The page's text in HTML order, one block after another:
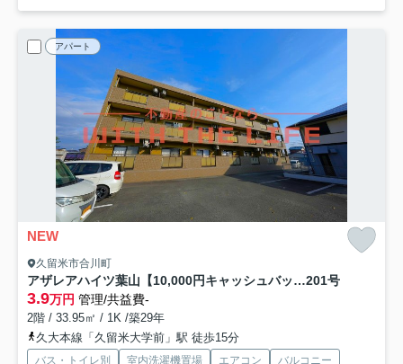
アパート
NEW
久留米市合川町
アザレアハイツ葉山【10,000円キャッシュバック対象物件】201号
3.9万円 管理/共益費-
2階 / 33.95㎡ / 1K /築29年
久大本線「久留米大学前」駅 徒歩15分
バス・トイレ別 室内洗濯機置場 エアコン
バルコニー